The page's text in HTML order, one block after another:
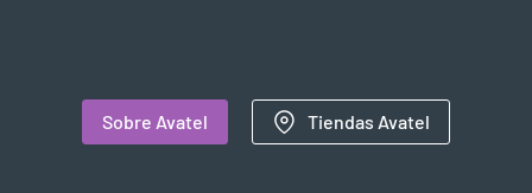
Sobre Avatel Tiendas Avatel